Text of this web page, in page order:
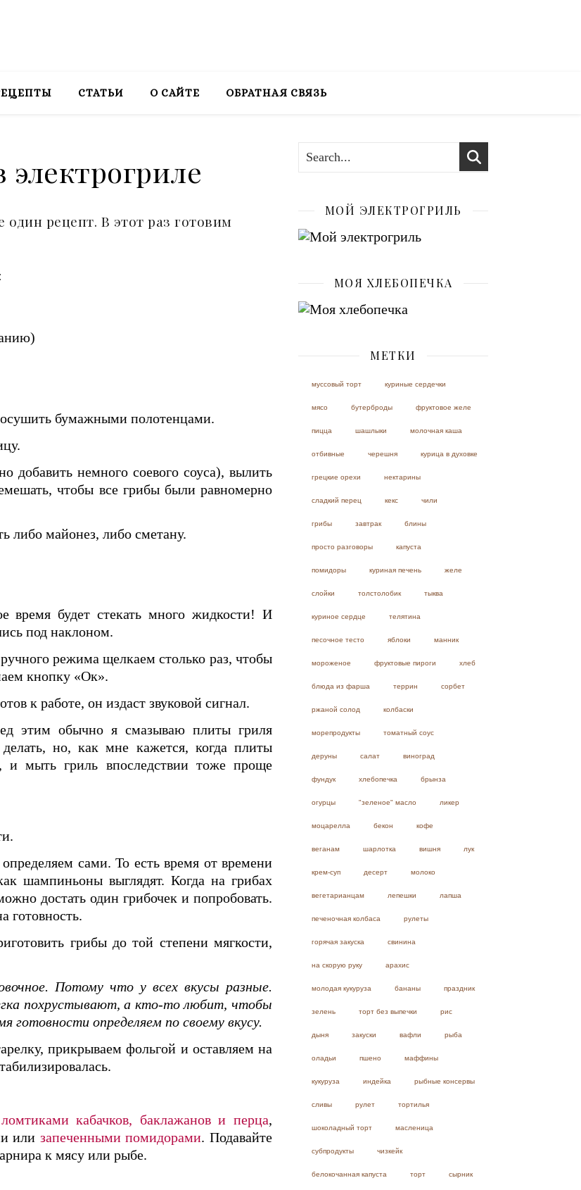
СТАТЬИ О САЙТЕ ОБРАТНАЯ СВЯЗЬ
рецепт. В этот раз готовим
бумажными полотенцами.
немного соевого соуса), вылить
чтобы все грибы были равномерно
либо майонез, либо сметану.
время будет стекать много жидкости! И
под наклоном.
режима щелкаем столько раз, чтобы
кнопку «Ок».
к работе, он издаст звуковой сигнал.
этим обычно я смазываю плиты гриля
но, как мне кажется, когда плиты
и мыть гриль впоследствии тоже проще
сами. То есть время от времени
шампиньоны выглядят. Когда на грибах
достать один грибочек и попробовать.
готовность.
грибы до той степени мягкости,
Потому что у всех вкусы разные.
похрустывают, а кто-то любит, чтобы
готовности определяем по своему вкусу.
прикрываем фольгой и оставляем на
кабачков, баклажанов и перца,
или запеченными помидорами. Подавайте
к мясу или рыбе.
МОЙ ЭЛЕКТРОГРИЛЬ
МОЯ ХЛЕБОПЕЧКА
МЕТКИ
муссовый торт куриные сердечки
мясо бутерброды фруктовое желе
пицца шашлыки молочная каша
отбивные черешня курица в духовке
грецкие орехи нектарины
сладкий перец кекс чили
грибы завтрак блины
просто разговоры капуста
помидоры куриная печень желе
слойки толстолобик тыква
куриное сердце телятина
песочное тесто яблоки манник
мороженое фруктовые пироги хлеб
блюда из фарша террин сорбет
ржаной солод колбаски
морепродукты томатный соус
деруны салат виноград
фундук хлебопечка брынза
огурцы "зеленое" масло ликер
моцарелла бекон кофе
веганам шарлотка вишня лук
крем-суп десерт молоко
вегетарианцам лепешки лапша
печеночная колбаса рулеты
горячая закуска свинина
на скорую руку арахис
молодая кукуруза бананы праздник
зелень торт без выпечки рис
дыня закуски вафли рыба
оладьи пшено маффины
кукуруза индейка рыбные консервы
сливы рулет тортилья
шоколадный торт масленица
субпродукты чизкейк
белокочанная капуста торт сырник